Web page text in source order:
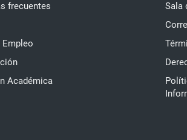
frecuentes
Empleo
Académica
Sala